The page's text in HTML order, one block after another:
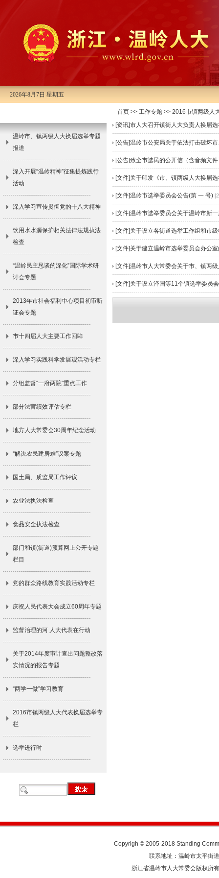
2026年8月7日 星期五
温岭市、镇两级人大换届选举专题
报道
深入开展“温岭精神”征集提炼践行
活动
深入学习宣传贯彻党的十八大精神
饮用水水源保护相关法律法规执法
检查
“温岭民主恳谈的深化”国际学术研
讨会专题
2013年市社会福利中心项目初审听
证会专题
市十四届人大主要工作回眸
深入学习实践科学发展观活动专栏
分组监督“一府两院”重点工作
部分法官绩效评估专栏
地方人大常委会30周年纪念活动
“解决农民建房难”议案专题
国土局、质监局工作评议
农业法执法检查
食品安全执法检查
部门和镇(街道)预算网上公开专题
栏目
党的群众路线教育实践活动专栏
庆祝人民代表大会成立60周年专题
监督治理的河 人大代表在行动
关于2014年度审计查出问题整改落
实情况的报告专题
“两学一做”学习教育
2016市镇两级人大代表换届选举专
栏
选举进行时
首页 >> 工作专题 >> 2016市镇两级人
[资讯]市人大召开镇街人大负责人换届
[公告]温岭市公安局关于依法打击破坏
[公告]致全市选民的公开信（含音频文
[文件]关于印发《市、镇两级人大换届
[文件]温岭市选举委员会公告(第 一 号)
[文件]温岭市选举委员会关于温岭市新
[文件]关于设立各街道选举工作组和市
[文件]关于建立温岭市选举委员会办公
[文件]温岭市人大常委会关于市、镇两
[文件]关于设立泽国等11个镇选举委员
Copyrigh © 2005-2018 Standing
联系地址：温岭市太平
浙江省温岭市人大常委会版权所